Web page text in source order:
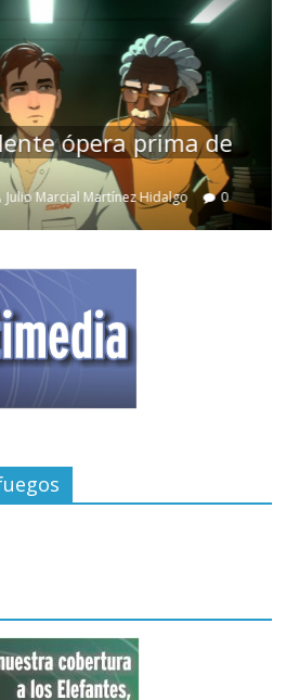
ópera prima de
Julio Marcial Martínez Hidalgo 0